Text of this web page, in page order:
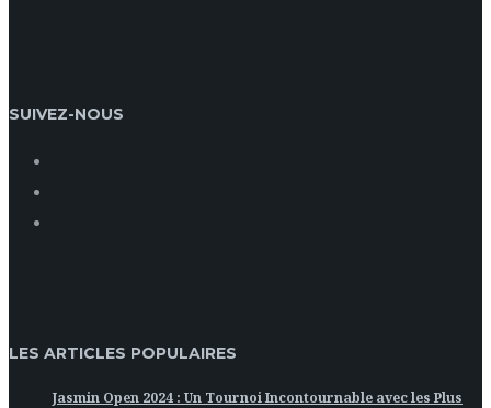
SUIVEZ-NOUS
LES ARTICLES POPULAIRES
Jasmin Open 2024 : Un Tournoi Incontournable avec les Plus